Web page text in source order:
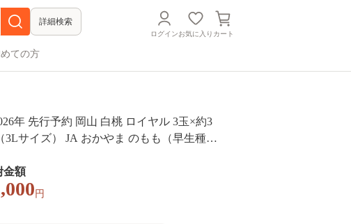
詳細検索
ログインお気に入り カート
ての方
年 先行予約 岡山 白桃 ロイヤル 3玉×約3
3Lサイズ） JA おかやま のもも（早生種・
ト 甘い 美味しい 産地直送 贈り物 高糖度
金額
円